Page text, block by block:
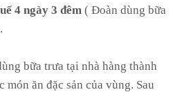
4 ngày 3 đêm ( Đoàn dùng bữa
bữa trưa tại nhà hàng thành
ăn đặc sản của vùng. Sau